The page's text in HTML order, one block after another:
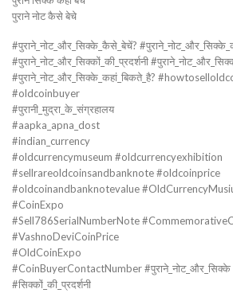
पुराने नोट कैसे बेचे
#पुराने_नोट_और_सिक्के_कैसे_बेचें?
#पुराने_नोट_और_सिक्कों_की_प्रदर्शनी
#पुराने_नोट_और_सिक्के_कहां_बिकते_है?
#oldcoinbuyer
#पुरानी_मुद्रा_के_संग्रहालय
#aapka_apna_dost
#indian_currency
#oldcurrencymuseum #oldcurrencyexhibition
#sellrareoldcoinsandbanknote #oldcoinprice
#oldcoinandbanknotevalue
#CoinExpo
#Sell786SerialNumberNote
#VashnoDeviCoinPrice
#OldCoinExpo
#CoinBuyerContactNumber #पुराने_नोट_और_सिक्के
#सिक्कों_की_प्रदर्शनी